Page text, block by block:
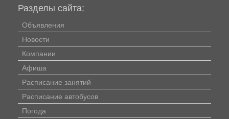
Разделы сайта:
Объявления
Новости
Компании
Афиша
Расписание занятий
Расписание автобусов
Погода